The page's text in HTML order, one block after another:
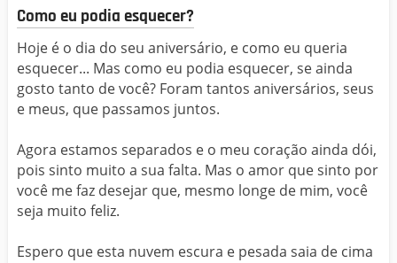
Como eu podia esquecer?
Hoje é o dia do seu aniversário, e como eu queria
esquecer... Mas como eu podia esquecer, se ainda
gosto tanto de você? Foram tantos aniversários, seus
e meus, que passamos juntos.
Agora estamos separados e o meu coração ainda dói,
pois sinto muito a sua falta. Mas o amor que sinto por
você me faz desejar que, mesmo longe de mim, você
seja muito feliz.
Espero que esta nuvem escura e pesada saia de cima